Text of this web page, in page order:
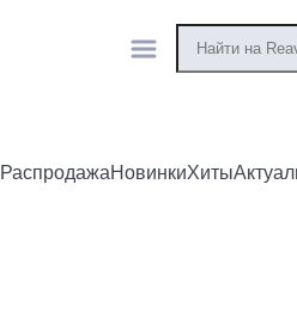
РаспродажаНовинкиХиты